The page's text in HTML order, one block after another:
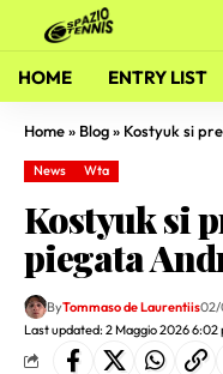
HOME ENTRY LIST
Home» Blog» Kostyuk si
News Wta
Kostyuk si
piegata
Last updated: 2 Maggio 2026 6:02
ByTommaso de Laurentiis02/